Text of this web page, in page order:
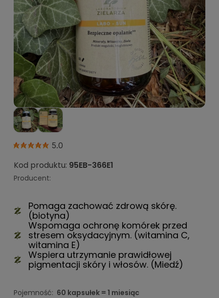
5.0
Kod produktu: 95EB-366E1
Producent:
Pomaga zachować zdrową skórę.
(biotyna)
Wspomaga ochronę komórek przed
stresem oksydacyjnym. (witamina C,
witamina E)
Wspiera utrzymanie prawidłowej
pigmentacji skóry i włosów. (Miedź)
Pojemność: 60 kapsułek = 1 miesiąc